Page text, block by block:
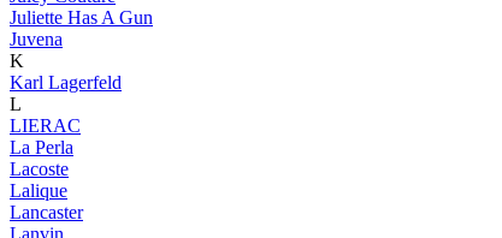
Juliette Has A Gun
Juvena
K
Karl Lagerfeld
L
LIERAC
La Perla
Lacoste
Lalique
Lancaster
Lanvin